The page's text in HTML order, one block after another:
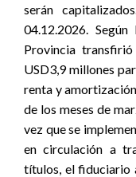
serán
04.12.2026.
Provincia
USD3,9 millones
renta y
de los meses de
vez que se
en circulación a
títulos, el fiduciario